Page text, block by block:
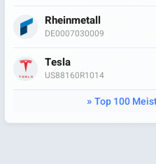
Rheinmetall
DE0007030009
Tesla
US88160R1014
Top 100